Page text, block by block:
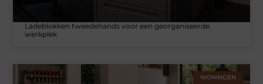
Ladeblokken tweedehands voor een georganiseerde
werkplek
WONINGEN